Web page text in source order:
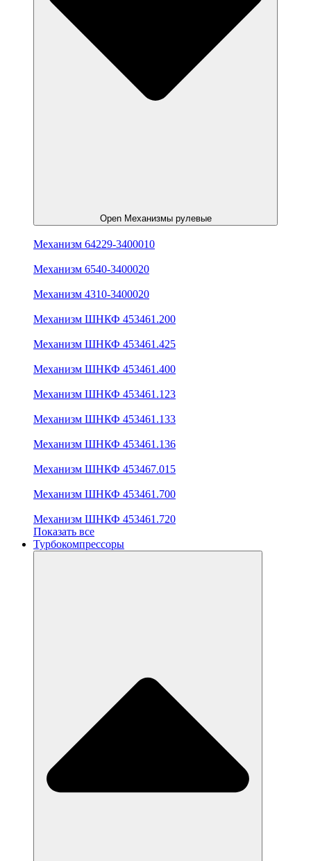
Open Механизмы рулевые
Механизм 64229-3400010
Механизм 6540-3400020
Механизм 4310-3400020
Механизм ШНКФ 453461.200
Механизм ШНКФ 453461.425
Механизм ШНКФ 453461.400
Механизм ШНКФ 453461.123
Механизм ШНКФ 453461.133
Механизм ШНКФ 453461.136
Механизм ШНКФ 453467.015
Механизм ШНКФ 453461.700
Механизм ШНКФ 453461.720
Показать все
Турбокомпрессоры